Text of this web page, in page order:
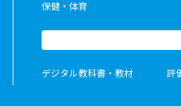
保健・体育
デジタル教科書・教材 評